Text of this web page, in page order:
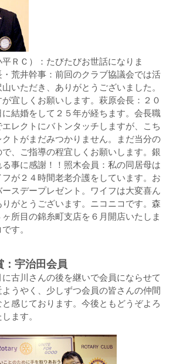
ＲＣ）：たびたびお世話になりま
荒井幹事：前回のクラブ協議会では活
いただき、ありがとうございました。
宜しくお願いします。萩原会長：２０
に結婚をして２５年が経ちます。会長職
レクトにバトンタッチしますが、こち
クトがまだみつかりません。まだ当分の
、ご指導の程宜しくお願いします。銀
事に感謝！！照木会員：私の同居母は
フが２４時間老老介護をしています。お
スデープレゼント。ワイフは大変喜ん
がとうございます。ニコニコです。森
所目の錦糸町支店を６月開店いたしま
す。
：宇治田会員
古川さんの後を継いで会員にならせて
うやく、少しずつ会員の皆さんの仲間
感じております。今後ともどうぞよろ
ます。